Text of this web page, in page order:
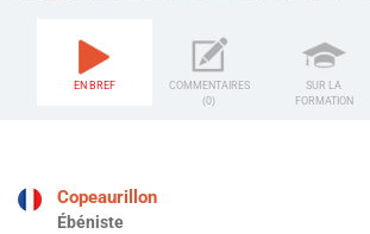
EN BREF
COMMENTAIRES
(0)
SUR LA
FORMATION
Copeaurillon
Ébéniste